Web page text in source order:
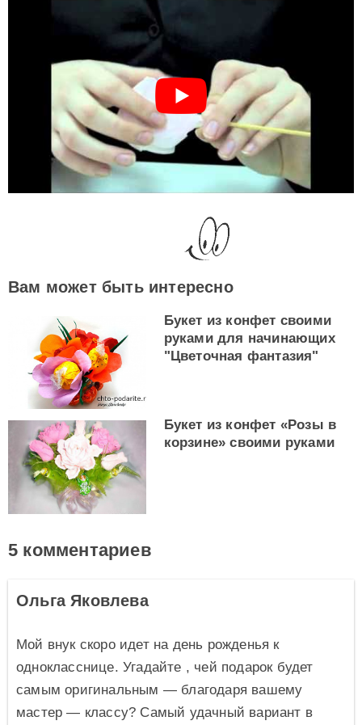
Вам может быть интересно
Букет из конфет своими
руками для начинающих
"Цветочная фантазия"
Букет из конфет «Розы в
корзине» своими руками
5 комментариев
Ольга Яковлева
Мой внук скоро идет на день рожденья к
однокласснице. Угадайте , чей подарок будет
самым оригинальным — благодаря вашему
мастер — классу? Самый удачный вариант в